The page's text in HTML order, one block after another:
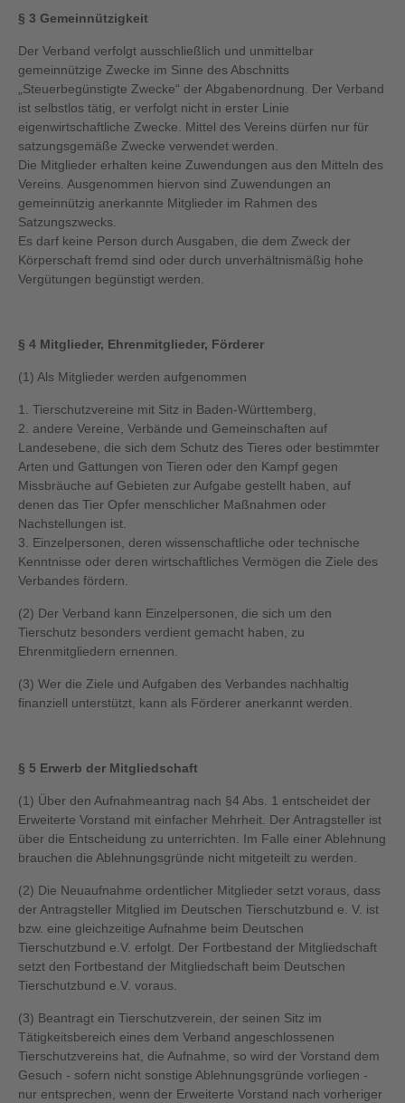
§ 3 Gemeinnützigkeit
Der Verband verfolgt ausschließlich und unmittelbar
gemeinnützige Zwecke im Sinne des Abschnitts
„Steuerbegünstigte Zwecke“ der Abgabenordnung. Der Verband
ist selbstlos tätig, er verfolgt nicht in erster Linie
eigenwirtschaftliche Zwecke. Mittel des Vereins dürfen nur für
satzungsgemäße Zwecke verwendet werden.
Die Mitglieder erhalten keine Zuwendungen aus den Mitteln des
Vereins. Ausgenommen hiervon sind Zuwendungen an
gemeinnützig anerkannte Mitglieder im Rahmen des
Satzungszwecks.
Es darf keine Person durch Ausgaben, die dem Zweck der
Körperschaft fremd sind oder durch unverhältnismäßig hohe
Vergütungen begünstigt werden.
§ 4 Mitglieder, Ehrenmitglieder, Förderer
(1) Als Mitglieder werden aufgenommen
1. Tierschutzvereine mit Sitz in Baden-Württemberg,
2. andere Vereine, Verbände und Gemeinschaften auf
Landesebene, die sich dem Schutz des Tieres oder bestimmter
Arten und Gattungen von Tieren oder den Kampf gegen
Missbräuche auf Gebieten zur Aufgabe gestellt haben, auf
denen das Tier Opfer menschlicher Maßnahmen oder
Nachstellungen ist.
3. Einzelpersonen, deren wissenschaftliche oder technische
Kenntnisse oder deren wirtschaftliches Vermögen die Ziele des
Verbandes fördern.
(2) Der Verband kann Einzelpersonen, die sich um den
Tierschutz besonders verdient gemacht haben, zu
Ehrenmitgliedern ernennen.
(3) Wer die Ziele und Aufgaben des Verbandes nachhaltig
finanziell unterstützt, kann als Förderer anerkannt werden.
§ 5 Erwerb der Mitgliedschaft
(1) Über den Aufnahmeantrag nach §4 Abs. 1 entscheidet der
Erweiterte Vorstand mit einfacher Mehrheit. Der Antragsteller ist
über die Entscheidung zu unterrichten. Im Falle einer Ablehnung
brauchen die Ablehnungsgründe nicht mitgeteilt zu werden.
(2) Die Neuaufnahme ordentlicher Mitglieder setzt voraus, dass
der Antragsteller Mitglied im Deutschen Tierschutzbund e. V. ist
bzw. eine gleichzeitige Aufnahme beim Deutschen
Tierschutzbund e.V. erfolgt. Der Fortbestand der Mitgliedschaft
setzt den Fortbestand der Mitgliedschaft beim Deutschen
Tierschutzbund e.V. voraus.
(3) Beantragt ein Tierschutzverein, der seinen Sitz im
Tätigkeitsbereich eines dem Verband angeschlossenen
Tierschutzvereins hat, die Aufnahme, so wird der Vorstand dem
Gesuch - sofern nicht sonstige Ablehnungsgründe vorliegen -
nur entsprechen, wenn der Erweiterte Vorstand nach vorheriger